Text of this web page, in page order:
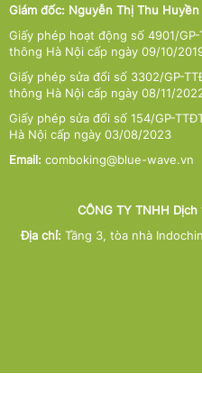
Giám đốc: Nguyễn Thị Thu Huyền
Giấy phép hoạt động số 4901/
thông Hà Nội cấp ngày 09/10/
Giấy phép sửa đổi số 3302/GP-
thông Hà Nội cấp ngày 08/11/
Giấy phép sửa đổi số 154/GP-
Hà Nội cấp ngày 03/08/2023
Email: comboking@blue-wave.vn
CÔNG TY TNHH
Địa chỉ: Tầng 3, tòa nhà